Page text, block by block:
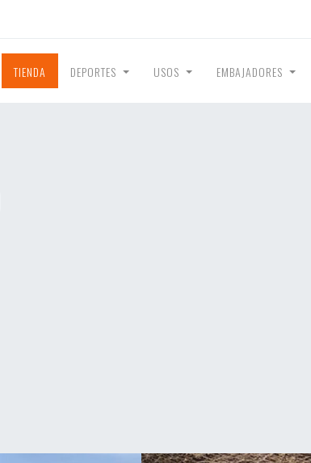
TIENDA DEPORTES USOS EMBAJADORES